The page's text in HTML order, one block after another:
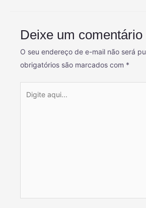
Deixe um comentário
O seu endereço de e-mail não será
obrigatórios são marcados com *